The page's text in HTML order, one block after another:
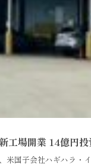
工場開業 14億円
米国子会社ハギハラ